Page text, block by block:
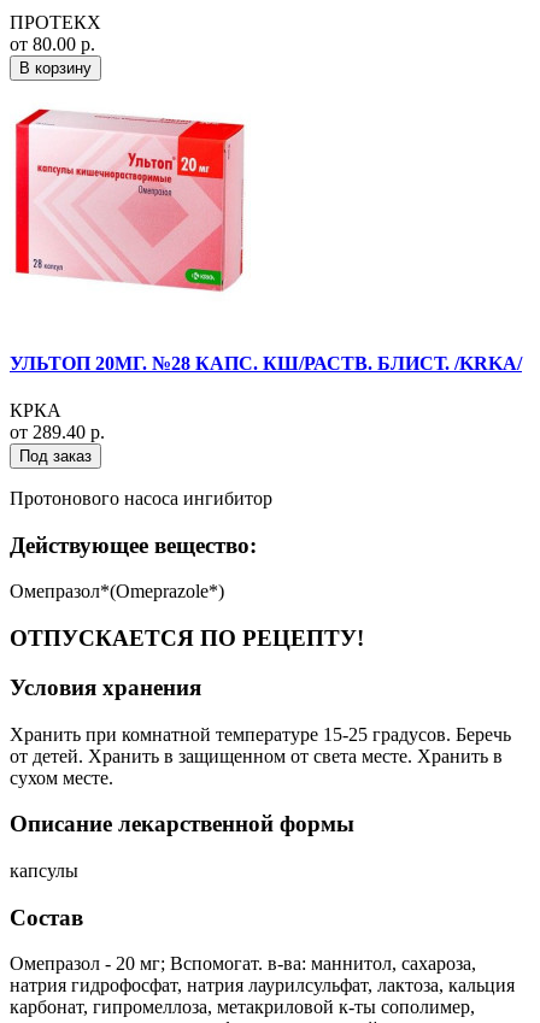
ПРОТЕКХ
от 80.00 р.
В корзину
УЛЬТОП 20МГ. №28 КАПС. КШ/РАСТВ. БЛИСТ. /KRKA/
КРКА
от 289.40 р.
Под заказ
Протонового насоса ингибитор
Действующее вещество:
Омепразол*(Omeprazole*)
ОТПУСКАЕТСЯ ПО РЕЦЕПТУ!
Условия хранения
Хранить при комнатной температуре 15-25 градусов. Беречь
от детей. Хранить в защищенном от света месте. Хранить в
сухом месте.
Описание лекарственной формы
капсулы
Состав
Омепразол - 20 мг; Вспомогат. в-ва: маннитол, сахароза,
натрия гидрофосфат, натрия лаурилсульфат, лактоза, кальция
карбонат, гипромеллоза, метакриловой к-ты сополимер,